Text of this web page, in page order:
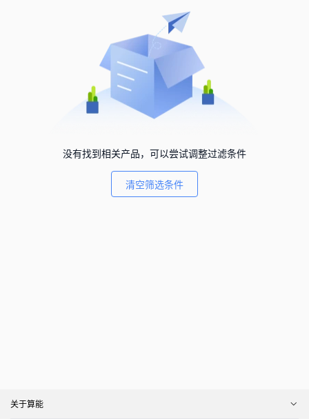
没有找到相关产品，可以尝试调整过滤条件
清空筛选条件
关于算能